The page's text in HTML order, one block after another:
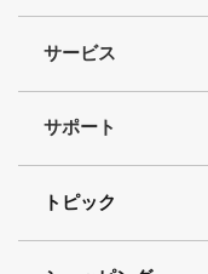
サービス
サポート
トピック